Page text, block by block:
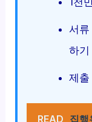
서
하기
제출
READ 집행